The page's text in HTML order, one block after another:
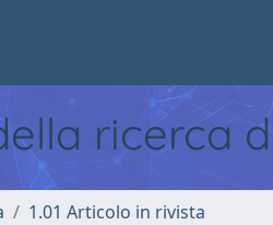
ricerca
1.01 Articolo in rivista